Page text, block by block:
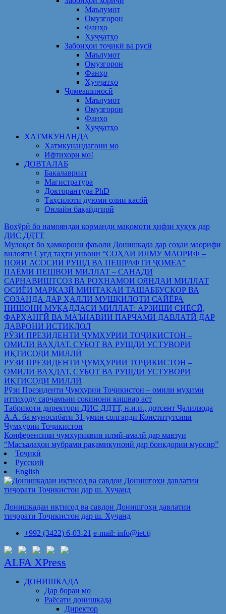
Маълумот
Омузгорон
Фанҳо
Ҳуҷҷатҳо
Забонҳои тоҷикӣ ва русӣ
Маълумот
Омузгорон
Фанҳо
Ҳуҷҷатҳо
Ҷомеашиносӣ
Маълумот
Омузгорон
Фанҳо
Ҳуҷҷатҳо
ХАТМКУНАНДА
Хатмкунандагони мо
Ифтихори мо!
ДОВТАЛАБ
Бакалавриат
Магистратура
Докторантура PhD
Таҳсилоти дуюми олии касбӣ
Онлайн бақайдгирӣ
Вохўрӣ бо намояндаи корманди мақомоти ҳифзи ҳуқуқ дар
ДИС ДДТТ
Мулоқот бо ҳамкорони фаъоли Донишкада дар соҳаи маорифи
вилояти Суғд таҳти унвони “СОҲАИ ИЛМУ МАОРИФ –
ПОЯИ АСОСИИ РУШД ВА ПЕШРАФТИ ҶОМЕА”
ПАЁМИ ПЕШВОИ МИЛЛАТ – САНАДИ
САРНАВИШТСОЗ ВА РОҲНАМОИ ОЯНДАИ МИЛЛАТ
ОСИЁИ МАРКАЗӢ МИНТАҚАИ ТАШАББУСКОР ВА
СОЗАНДА ДАР ҲАЛЛИ МУШКИЛОТИ САЙЁРА
НИШОНИ МУҚАДДАСИ МИЛЛАТ: АРЗИШИ СИЁСӢ,
ФАРҲАНГӢ ВА МАЪНАВИИ ПАРЧАМИ ДАВЛАТӢ ДАР
ДАВРОНИ ИСТИҚЛОЛ
РӮЗИ ПРЕЗИДЕНТИ ҶУМҲУРИИ ТОҶИКИСТОН –
ОМИЛИ ВАҲДАТ, СУБОТ ВА РУШДИ УСТУВОРИ
ИҚТИСОДИ МИЛЛӢ
РӮЗИ ПРЕЗИДЕНТИ ҶУМҲУРИИ ТОҶИКИСТОН –
ОМИЛИ ВАҲДАТ, СУБОТ ВА РУШДИ УСТУВОРИ
ИҚТИСОДИ МИЛЛӢ
Рўзи Президенти Ҷумҳурии Тоҷикистон – омили муҳими
иттиҳоду сарҷамъии сокинони кишвар аст
Табрикоти директори ДИС ДДТТ, н.и.и., дотсент Ҷалилзода
А.А. ба муносибати 31-умин солгарди Конститутсияи
Ҷумҳурии Тоҷикистон
Конференсияи ҷумҳуриявии илмӣ-амалӣ дар мавзуи
“Масъалаҳои мубрами рақамикунонӣ дар бонкдории муосир”
Тоҷикӣ
Русский
English
Донишкадаи иқтисод ва савдои Донишгоҳи давлатии
тиҷорати Тоҷикистон дар ш. Хуҷанд
+992 (3422) 6-03-21 e-mail: info@iet.tj
ALFA XPress
ДОНИШКАДА
Дар бораи мо
Раёсати донишкада
Директор